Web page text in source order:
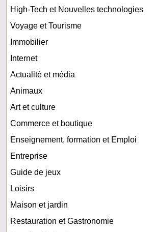
High-Tech et Nouvelles technologies
Voyage et Tourisme
Immobilier
Internet
Actualité et média
Animaux
Art et culture
Commerce et boutique
Enseignement, formation et Emploi
Entreprise
Guide de jeux
Loisirs
Maison et jardin
Restauration et Gastronomie